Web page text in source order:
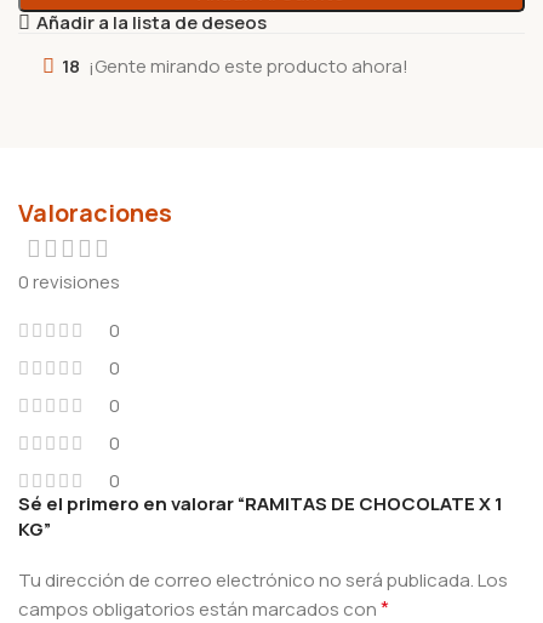
Añadir a la lista de deseos
18 ¡Gente mirando este producto ahora!
Valoraciones
0 revisiones
0
0
0
0
0
Sé el primero en valorar “RAMITAS DE CHOCOLATE X 1
KG”
Tu dirección de correo electrónico no será publicada.Los
campos obligatorios están marcados con*